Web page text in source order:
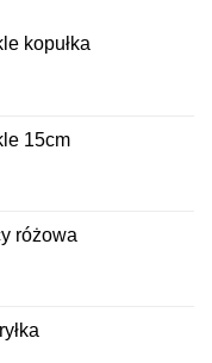
kopułka
15cm
różowa